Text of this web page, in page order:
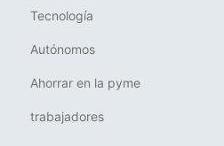
Tecnología
Autónomos
Ahorrar en la pyme
trabajadores